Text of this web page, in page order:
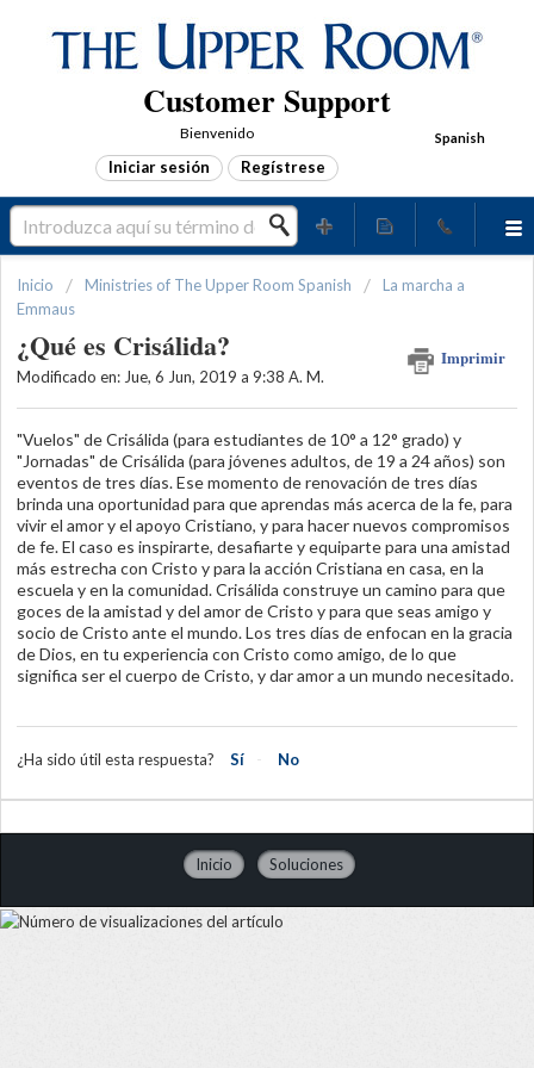
Customer Support
Spanish
Bienvenido
Iniciar sesión Regístrese
Inicio Ministries of The Upper Room Spanish
La marcha a
Emmaus
¿Qué es Crisálida? Imprimir
Modificado en: Jue, 6 Jun, 2019 a 9:38 A. M.
"Vuelos" de Crisálida (para estudiantes de 10° a 12° grado) y
"Jornadas" de Crisálida (para jóvenes adultos, de 19 a 24 años) son
eventos de tres días. Ese momento de renovación de tres días
brinda una oportunidad para que aprendas más acerca de la fe, para
vivir el amor y el apoyo Cristiano, y para hacer nuevos compromisos
de fe. El caso es inspirarte, desafiarte y equiparte para una amistad
más estrecha con Cristo y para la acción Cristiana en casa, en la
escuela y en la comunidad. Crisálida construye un camino para que
goces de la amistad y del amor de Cristo y para que seas amigo y
socio de Cristo ante el mundo. Los tres días de enfocan en la gracia
de Dios, en tu experiencia con Cristo como amigo, de lo que
significa ser el cuerpo de Cristo, y dar amor a un mundo necesitado.
¿Ha sido útil esta respuesta? Sí No
Inicio Soluciones